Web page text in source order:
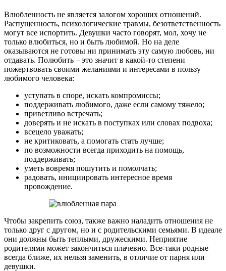
Влюбленность не является залогом хороших отношений.
Распущенность, психологические травмы, безответственность
могут все испортить. Девушки часто говорят, мол, хочу не
только влюбиться, но и быть любимой. Но на деле
оказываются не готовы ни принимать эту самую любовь, ни
отдавать. Полюбить – это значит в какой-то степени
пожертвовать своими желаниями и интересами в пользу
любимого человека:
уступать в споре, искать компромиссы;
поддерживать любимого, даже если самому тяжело;
приветливо встречать;
доверять и не искать в поступках или словах подвоха;
всецело уважать;
не критиковать, а помогать стать лучше;
по возможности всегда приходить на помощь,
поддерживать;
уметь вовремя пошутить и помолчать;
радовать, инициировать интересное время
провождение.
Чтобы закрепить союз, также важно наладить отношения не
только друг с другом, но и с родительскими семьями. В идеале
они должны быть теплыми, дружескими. Неприятие
родителями может закончиться плачевно. Все-таки родные
всегда ближе, их нельзя заменить, в отличие от парня или
девушки.